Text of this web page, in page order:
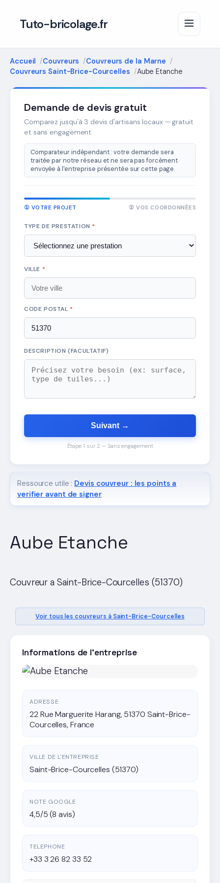
Tuto-bricolage.fr
Accueil Couvreurs
Couvreurs de la Marne
Couvreurs Saint-Brice-Courcelles
Aube Etanche
Aube Etanche
Couvreur a Saint-Brice-Courcelles (51370)
Voir tous les couvreurs à Saint-Brice-Courcelles
Informations de l'entreprise
ADRESSE
22 Rue Marguerite Harang, 51370 Saint-Brice-
Courcelles, France
VILLE DE L'ENTREPRISE
Saint-Brice-Courcelles (51370)
NOTE GOOGLE
4,5/5 (8 avis)
TELEPHONE
+33 3 26 82 33 52
Demande de devis gratuit
Comparez jusqu'à 3 devis d'artisans locaux — gratuit
et sans engagement.
Comparateur indépendant : votre demande sera
traitée par notre réseau et ne sera pas forcément
envoyée à l'entreprise présentée sur cette page.
① VOTRE PROJET ② VOS COORDONNÉES
TYPE DE PRESTATION *
VILLE *
CODE POSTAL *
DESCRIPTION (FACULTATIF)
Suivant →
Étape 1 sur 2 — Sans engagement
Ressource utile : Devis couvreur : les points a
verifier avant de signer